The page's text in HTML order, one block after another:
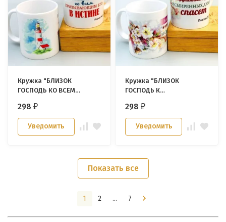
Кружка "БЛИЗОК
ГОСПОДЬ КО ВСЕМ
298₽
Уведомить
Кружка "БЛИЗОК
ГОСПОДЬ К
298₽
Уведомить
Показать все
1 2 ... 7